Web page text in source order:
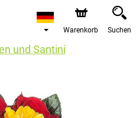
Warenkorb Suchen
und Santini